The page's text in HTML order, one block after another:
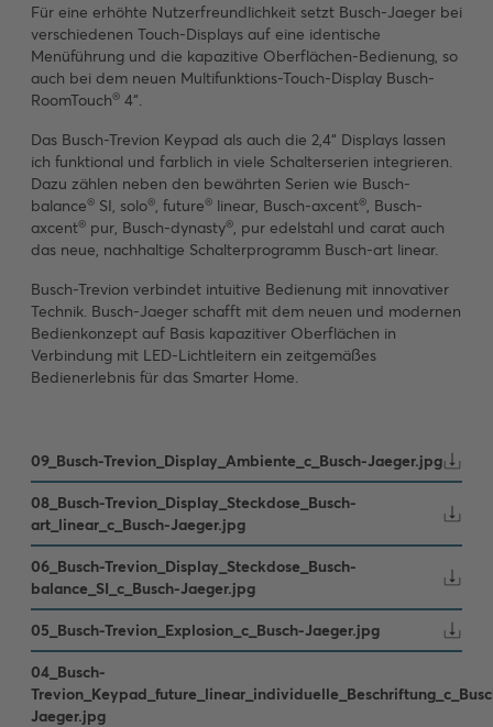
Für eine erhöhte Nutzerfreundlichkeit setzt Busch-Jaeger bei
verschiedenen Touch-Displays auf eine identische
Menüführung und die kapazitive Oberflächen-Bedienung, so
auch bei dem neuen Multifunktions-Touch-Display Busch-
RoomTouch® 4“.
Das Busch-Trevion Keypad als auch die 2,4“ Displays lassen
ich funktional und farblich in viele Schalterserien integrieren.
Dazu zählen neben den bewährten Serien wie Busch-
balance® SI, solo®, future® linear, Busch-axcent®, Busch-
axcent® pur, Busch-dynasty®, pur edelstahl und carat auch
das neue, nachhaltige Schalterprogramm Busch-art linear.
Busch-Trevion verbindet intuitive Bedienung mit innovativer
Technik. Busch-Jaeger schafft mit dem neuen und modernen
Bedienkonzept auf Basis kapazitiver Oberflächen in
Verbindung mit LED-Lichtleitern ein zeitgemäßes
Bedienerlebnis für das Smarter Home.
09_Busch-Trevion_Display_Ambiente_c_Busch-Jaeger.jpg
08_Busch-Trevion_Display_Steckdose_Busch-
art_linear_c_Busch-Jaeger.jpg
06_Busch-Trevion_Display_Steckdose_Busch-
balance_SI_c_Busch-Jaeger.jpg
05_Busch-Trevion_Explosion_c_Busch-Jaeger.jpg
04_Busch-
Jaeger.jpg